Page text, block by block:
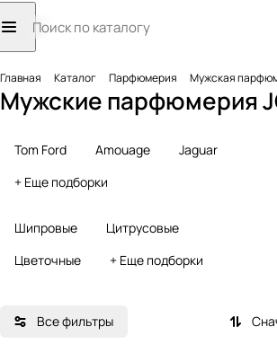
Главная Каталог Парфюмерия Мужская
Мужские парфюмерия
Tom Ford Amouage
Jaguar
+ Еще подборки
Шипровые
Цитрусовые
Цветочные
+ Еще подборки
Все фильтры